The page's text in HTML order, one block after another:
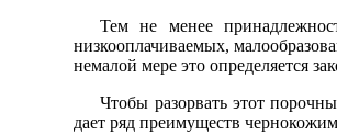
Тем не менее
низкооплачиваемых,
немалой мере это определяется
Чтобы разорвать этот
дает ряд преимуществ